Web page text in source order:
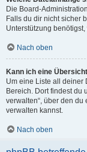
Die Board-
Falls du dir nicht sicher
Unterstützung
Nach oben
Kann ich eine
Um eine Liste all deiner
Bereich. Dort findest du
verwalten“, über den
verwalten kannst.
Nach oben